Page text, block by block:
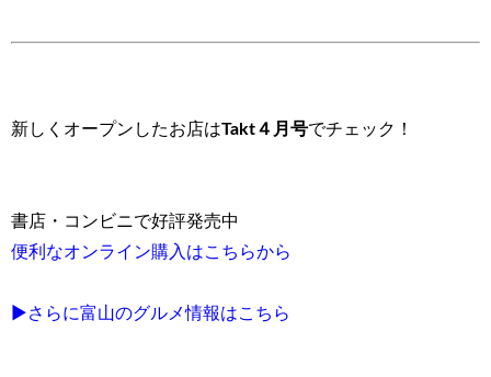
新しくオープンしたお店はTakt４月号でチェック！
書店・コンビニで好評発売中
便利なオンライン購入はこちらから
▶さらに富山のグルメ情報はこちら